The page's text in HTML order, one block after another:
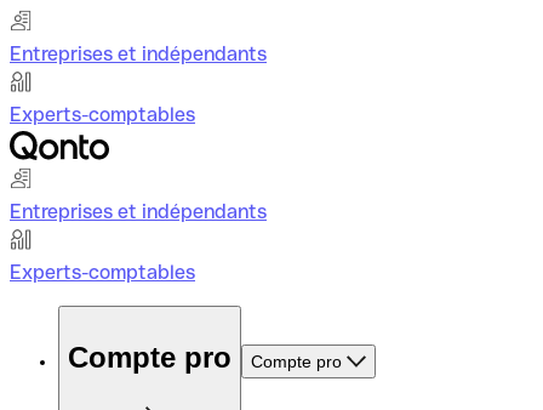
Entreprises et indépendants
Experts-comptables
Entreprises et indépendants
Experts-comptables
Compte pro Compte pro